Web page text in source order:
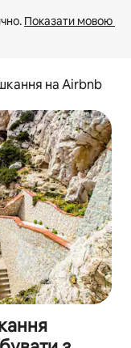
Показати мовою
на Airbnb